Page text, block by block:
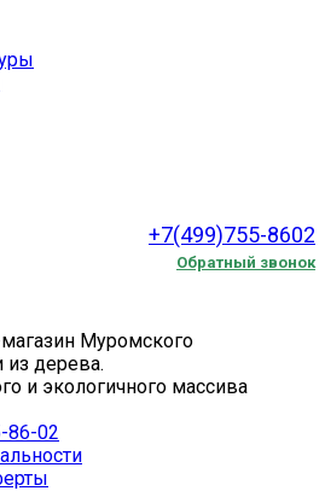
+7(499)755-8602
Обратный звонок
Муромского
из дерева.
и экологичного массива
86-02